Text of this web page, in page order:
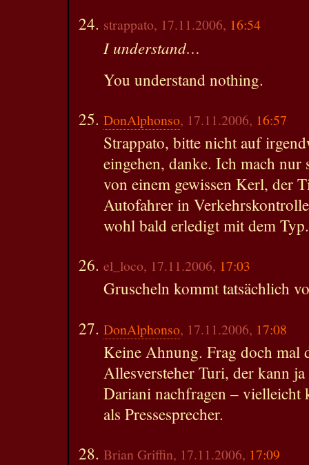
strappato, 17.11.2006, 16:54
I understand…
You understand nothing.
DonAlphonso, 17.11.2006, 16:57
Strappato, bitte nicht auf
eingehen, danke. Ich mach nur
von einem gewissen Kerl, der
Autofahrer in
wohl bald erledigt mit dem Typ.
el_loco, 17.11.2006, 17:03
Gruscheln kommt tatsächlich
DonAlphonso, 17.11.2006, 17:08
Keine Ahnung. Frag doch mal
Allesversteher Turi, der kann
Dariani nachfragen – vielleicht
als Pressesprecher.
Brian Griffin, 17.11.2006, 17:09